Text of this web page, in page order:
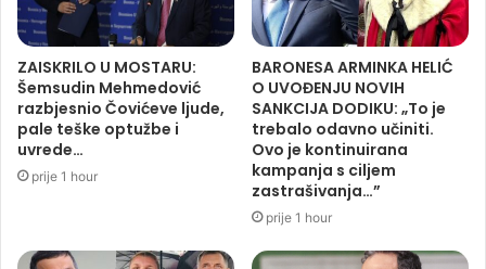
ZAISKRILO U MOSTARU:
Šemsudin Mehmedović
razbjesnio Čovićeve ljude,
pale teške optužbe i
uvrede…
prije 1 hour
BARONESA ARMINKA HELIĆ
O UVOĐENJU NOVIH
SANKCIJA DODIKU: „To je
trebalo odavno učiniti.
Ovo je kontinuirana
kampanja s ciljem
zastrašivanja…”
prije 1 hour